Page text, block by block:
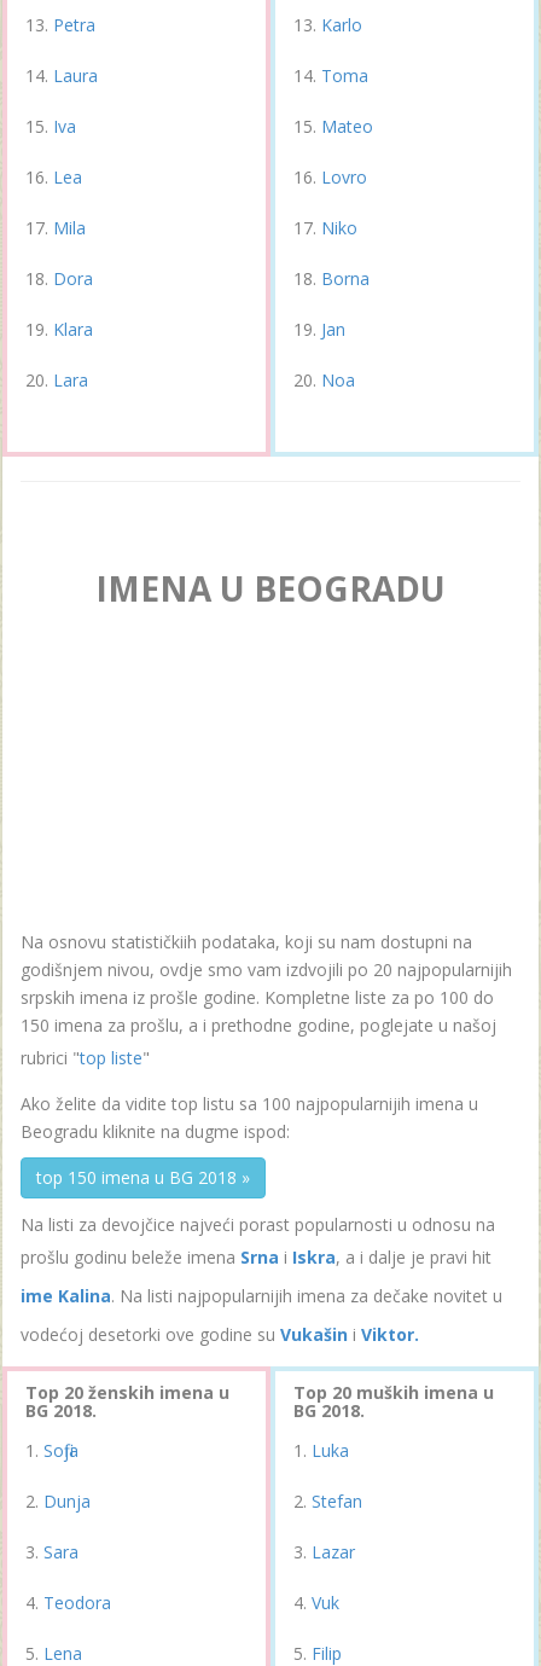
Petra
Laura
Iva
Lea
Mila
Dora
Klara
Lara
Karlo
Toma
Mateo
Lovro
Niko
Borna
Jan
Noa
IMENA U BEOGRADU
Na osnovu statističkiih podataka, koji su nam dostupni na
godišnjem nivou, ovdje smo vam izdvojili po 20 najpopularnijih
srpskih imena iz prošle godine. Kompletne liste za po 100 do
150 imena za prošlu, a i prethodne godine, poglejate u našoj
rubrici "top liste"
Ako želite da vidite top listu sa 100 najpopularnijih imena u
Beogradu kliknite na dugme ispod:
top 150 imena u BG 2018 »
Na listi za devojčice najveći porast popularnosti u odnosu na
prošlu godinu beleže imena Srna i Iskra, a i dalje je pravi hit
ime Kalina. Na listi najpopularnijih imena za dečake novitet u
vodećoj desetorki ove godine su Vukašin i Viktor.
Top 20 ženskih imena u
BG 2018.
Sofija
Dunja
Sara
Teodora
Lena
Top 20 muških imena u
BG 2018.
Luka
Stefan
Lazar
Vuk
Filip